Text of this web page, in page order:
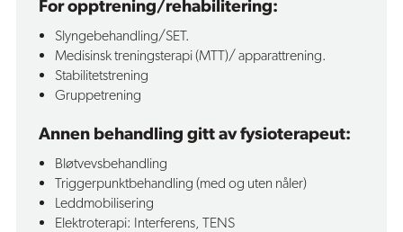
For opptrening/rehabilitering:
‍Slyngebehandling/SET.
Medisinsk treningsterapi (MTT)/ apparattrening.
Stabilitetstrening
Gruppetrening
Annen behandling gitt av fysioterapeut:
‍Bløtvevsbehandling
Triggerpunktbehandling (med og uten nåler)
Leddmobilisering
Elektroterapi: Interferens, TENS